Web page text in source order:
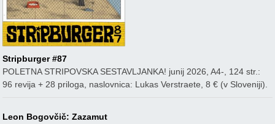
Stripburger #87
POLETNA STRIPOVSKA SESTAVLJANKA! junij 2026, A4-, 124 str.:
96 revija + 28 priloga, naslovnica: Lukas Verstraete, 8 € (v Sloveniji).
Leon Bogovčič: Zazamut